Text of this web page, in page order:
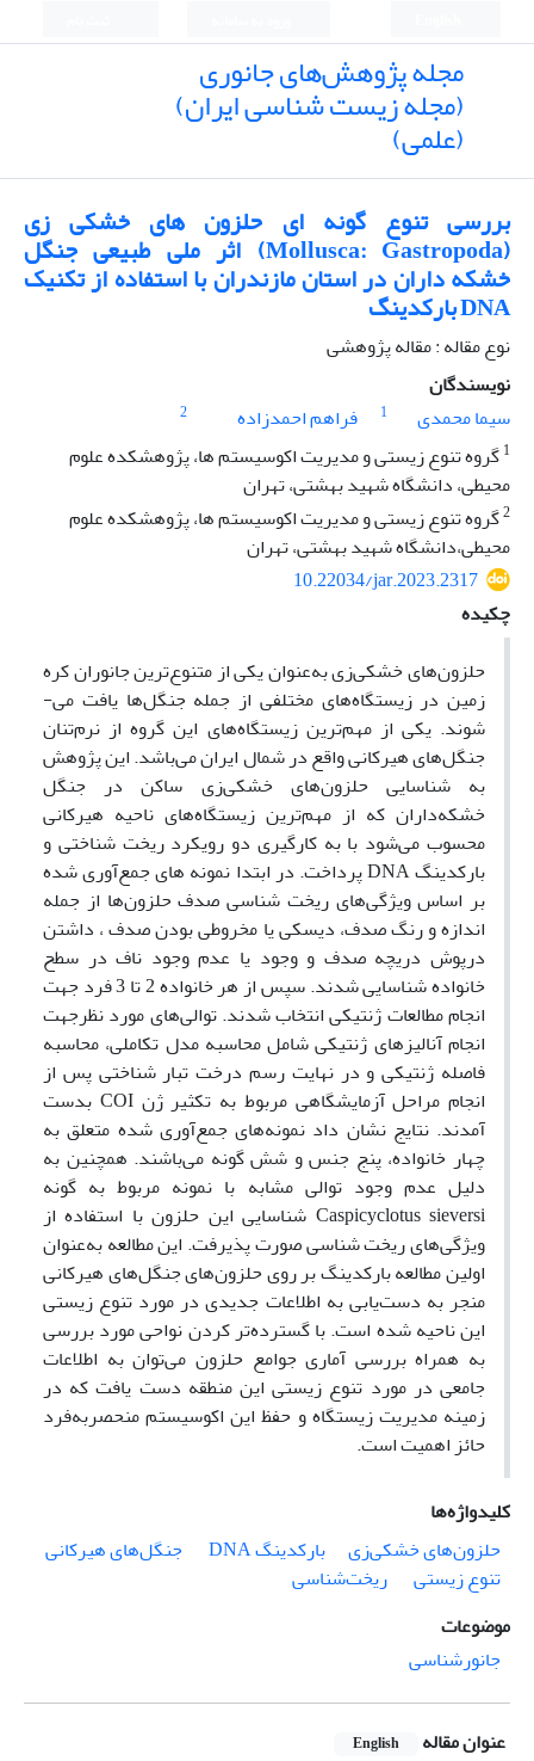
مجله پژوهش‌های جانوری
(مجله زیست شناسی ایران)
(علمی)
بررسی تنوع گونه ای حلزون های خشکی زی
(Mollusca: Gastropoda) اثر ملی طبیعی جنگل
خشکه داران در استان مازندران با استفاده از تکنیک
DNA بارکدینگ
نوع مقاله : مقاله پژوهشی
نویسندگان
سیما محمدی
1 فراهم احمدزاده
2
1گروه تنوع زیستی و مدیریت اکوسیستم ها، پژوهشکده علوم
محیطی، دانشگاه شهید بهشتی،‌ تهران
2گروه تنوع زیستی و مدیریت اکوسیستم ها،‌ پژوهشکده علوم
محیطی،‌دانشگاه شهید بهشتی، تهران
10.22034/jar.2023.2317
چکیده
حلزون‌های خشکی‌زی به‌عنوان یکی از متنوع‌ترین جانوران کره
زمین در زیستگاه‌های مختلفی از جمله جنگل‌ها یافت می-
شوند. یکی از مهم‌ترین زیستگاه‌های این گروه از نرم‌تنان
جنگل‌های هیرکانی واقع در شمال ایران می‌باشد. این پژوهش
به شناسایی حلزون‌های خشکی‌زی ساکن در جنگل
خشکه‌داران که از مهم‌ترین زیستگاه‌های ناحیه هیرکانی
محسوب می‌شود با به کارگیری دو رویکرد ریخت شناختی و
بارکدینگ DNA پرداخت. در ابتدا نمونه های جمع‌آوری شده
بر اساس ویژگی‌های ریخت شناسی صدف حلزون‌ها از جمله
اندازه و رنگ صدف،‌ دیسکی یا مخروطی بودن صدف ، داشتن
درپوش دریچه صدف و وجود یا عدم وجود ناف در سطح
خانواده شناسایی شدند. سپس از هر خانواده 2 تا 3 فرد جهت
انجام مطالعات ژنتیکی انتخاب شدند.‌ توالی‌های مورد نظرجهت
انجام آنالیزهای ژنتیکی شامل محاسبه مدل تکاملی،‌ محاسبه
فاصله ژنتیکی و در نهایت رسم درخت تبار شناختی پس از
انجام مراحل آزمایشگاهی مربوط به تکثیر ژن COI بدست
آمدند. نتایج نشان داد نمونه‌های جمع‌آوری شده متعلق به
چهار خانواده، ‌پنج جنس و شش گونه می‌باشند. همچنین به
دلیل عدم وجود توالی مشابه با نمونه مربوط به گونه
Caspicyclotus sieversi شناسایی این حلزون با استفاده از
ویژگی‌های ریخت شناسی صورت پذیرفت. این مطالعه به‌عنوان
اولین مطالعه بارکدینگ بر روی حلزون‌های جنگل‌های هیرکانی
منجر به دست‌یابی به اطلاعات جدیدی در مورد تنوع زیستی
این ناحیه شده است. با گسترده‌تر کردن نواحی مورد بررسی
به همراه بررسی آماری جوامع حلزون می‌توان به اطلاعات
جامعی در مورد تنوع زیستی این منطقه دست یافت که در
زمینه مدیریت زیستگاه و حفظ این اکوسیستم منحصر‌به‌فرد
حائز اهمیت است.
کلیدواژه‌ها
حلزون‌های خشکی‌زی
بارکدینگ DNA
‌ جنگل‌های هیرکانی
تنوع زیستی
‌ ریخت‌شناسی
موضوعات
جانورشناسی
عنوان مقاله English